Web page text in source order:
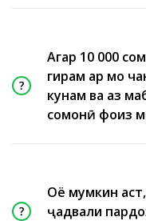
Агар 10 000
гирам ҳар моҳ
кунам ва аз
сомонӣ фоиз
Оё мумкин
ҷадвали